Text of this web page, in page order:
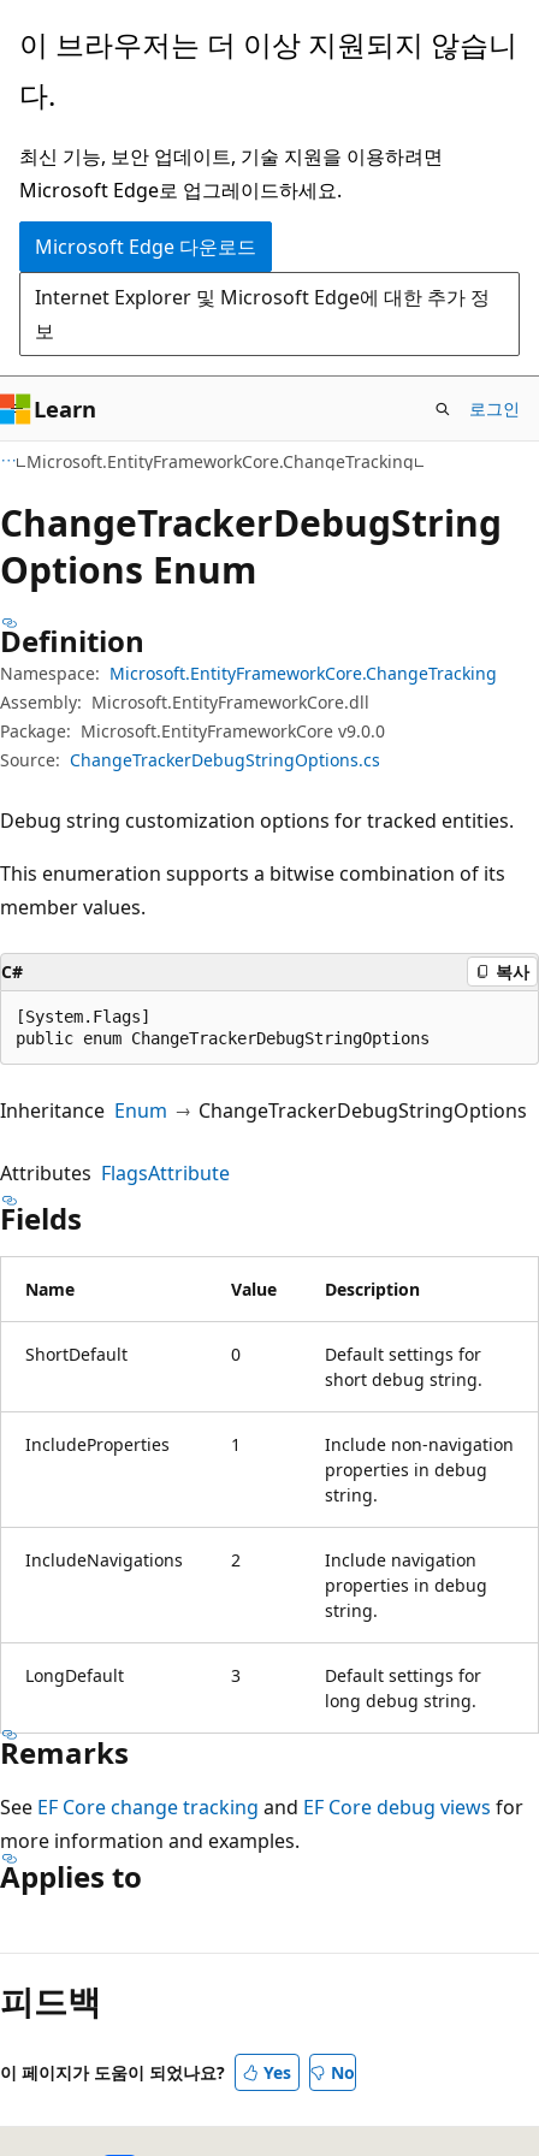
주
콘
츠
로
건
너
뛰
기
페
지
탐
색
으
로
건
너
뛰
기
이 브라우저는 더 이상 지원되지 않습니
다.
최신 기능, 보안 업데이트, 기술 지원을 이용하려면
Microsoft Edge로 업그레이드하세요.
Microsoft Edge 다운로드
Internet Explorer 및 Microsoft Edge에 대한 추가 정
보
Learn 로그인
Microsoft.EntityFrameworkCore.ChangeTracking
ChangeTrackerDebugString
Options Enum
Definition
Namespace: Microsoft.EntityFrameworkCore.ChangeTracking
Assembly: Microsoft.EntityFrameworkCore.dll
Package: Microsoft.EntityFrameworkCore v9.0.0
Source: ChangeTrackerDebugStringOptions.cs
Debug string customization options for tracked entities.
This enumeration supports a bitwise combination of its
member values.
C# 복사
[System.Flags]
public enum ChangeTrackerDebugStringOptions
Inheritance Enum ChangeTrackerDebugStringOptions
Attributes FlagsAttribute
Fields
Name Value Description
ShortDefault 0
Default settings for
short debug string.
IncludeProperties 1
Include non-navigation
properties in debug
string.
IncludeNavigations 2
Include navigation
properties in debug
string.
LongDefault 3
Default settings for
long debug string.
Remarks
See EF Core change tracking and EF Core debug views for
more information and examples.
Applies to
기
모
사
안
피드백
이 페이지가 도움이 되었나요? Yes No